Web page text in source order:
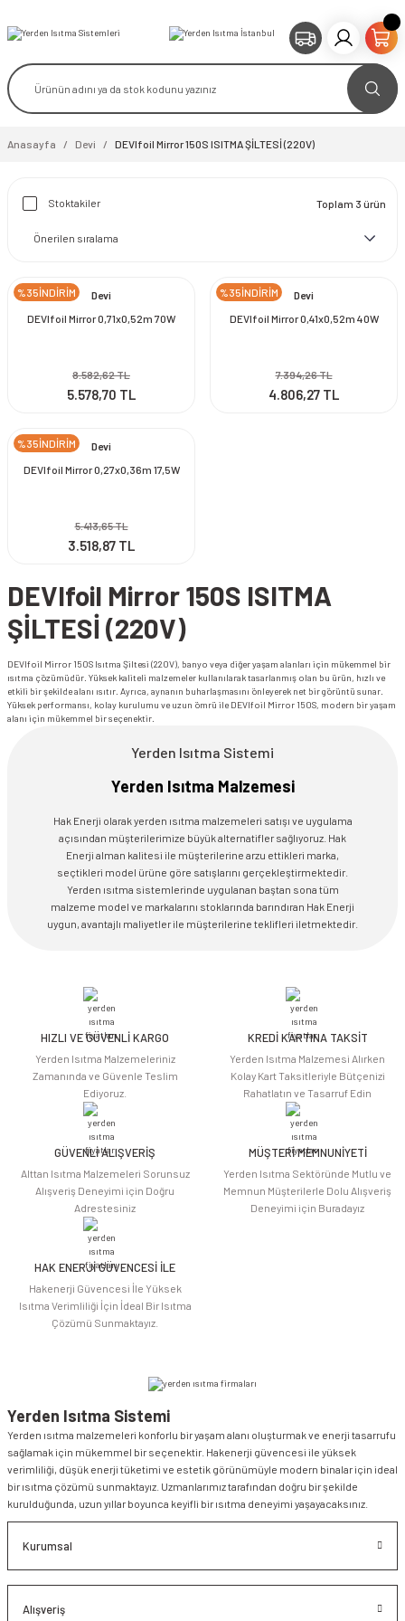
Anasayfa Devi DEVIfoil Mirror 150S ISITMA ŞİLTESİ (220V)
Stoktakiler Toplam 3 ürün
%35İNDİRİM
Devi
DEVIfoil Mirror 0,71x0,52m 70W
8.582,62 TL
5.578,70 TL
%35İNDİRİM
Devi
DEVIfoil Mirror 0,41x0,52m 40W
7.394,26 TL
4.806,27 TL
%35İNDİRİM
Devi
DEVIfoil Mirror 0,27x0,36m 17,5W
5.413,65 TL
3.518,87 TL
DEVIfoil Mirror 150S ISITMA
ŞİLTESİ (220V)
DEVIfoil Mirror 150S Isıtma Şiltesi (220V), banyo veya diğer yaşam alanları için mükemmel bir
ısıtma çözümüdür. Yüksek kaliteli malzemeler kullanılarak tasarlanmış olan bu ürün, hızlı ve
etkili bir şekilde alanı ısıtır. Ayrıca, aynanın buharlaşmasını önleyerek net bir görüntü sunar.
Yüksek performansı, kolay kurulumu ve uzun ömrü ile DEVIfoil Mirror 150S, modern bir yaşam
alanı için mükemmel bir seçenektir.
Yerden Isıtma Sistemi
Yerden Isıtma Malzemesi
Hak Enerji olarak yerden ısıtma malzemeleri satışı ve uygulama
açısından müşterilerimize büyük alternatifler sağlıyoruz. Hak
Enerji alman kalitesi ile müşterilerine arzu ettikleri marka,
seçtikleri model ürüne göre satışlarını gerçekleştirmektedir.
Yerden ısıtma sistemlerinde uygulanan baştan sona tüm
malzeme model ve markalarını stoklarında barındıran Hak Enerji
uygun, avantajlı maliyetler ile müşterilerine teklifleri iletmektedir.
HIZLI VE GÜVENLİ KARGO
Yerden Isıtma Malzemeleriniz
Zamanında ve Güvenle Teslim
Ediyoruz.
KREDİ KARTINA TAKSİT
Yerden Isıtma Malzemesi Alırken
Kolay Kart Taksitleriyle Bütçenizi
Rahatlatın ve Tasarruf Edin
GÜVENLİ ALIŞVERİŞ
Alttan Isıtma Malzemeleri Sorunsuz
Alışveriş Deneyimi için Doğru
Adrestesiniz
MÜŞTERİ MEMNUNİYETİ
Yerden Isıtma Sektöründe Mutlu ve
Memnun Müşterilerle Dolu Alışveriş
Deneyimi için Buradayız
HAK ENERJİ GÜVENCESİ İLE
Hakenerji Güvencesi İle Yüksek
Isıtma Verimliliği İçin İdeal Bir Isıtma
Çözümü Sunmaktayız.
Yerden Isıtma Sistemi
Yerden ısıtma malzemeleri konforlu bir yaşam alanı oluşturmak ve enerji tasarrufu
sağlamak için mükemmel bir seçenektir. Hakenerji güvencesi ile yüksek
verimliliği, düşük enerji tüketimi ve estetik görünümüyle modern binalar için ideal
bir ısıtma çözümü sunmaktayız. Uzmanlarımız tarafından doğru bir şekilde
kurulduğunda, uzun yıllar boyunca keyifli bir ısıtma deneyimi yaşayacaksınız.
Kurumsal
Alışveriş